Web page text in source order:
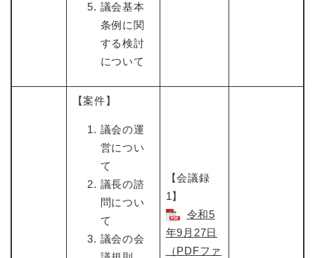
議会基本
条例に関
する検討
について
【案件】
議会の運
営につい
て
議長の諮
問につい
て
議会の会
【会議録
1】
令和5
年9月27日​
（PDFファ